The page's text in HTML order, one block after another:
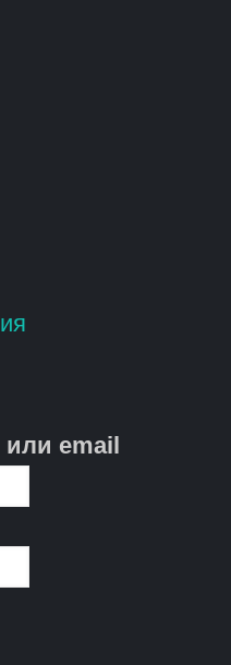
или email